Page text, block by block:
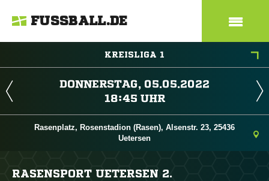
FUSSBALL.DE
KREISLIGA 1
 
 
Rasenplatz, Rosenstadion (Rasen), Alsenstr. 23, 25436
Uetersen
RASENSPORT UETERSEN 2.